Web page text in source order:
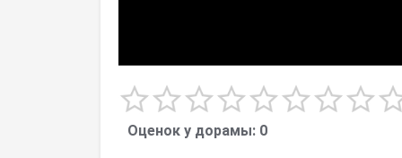
Оценок у дорамы: 0